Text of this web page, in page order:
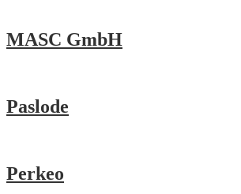
MASC GmbH
Paslode
Perkeo